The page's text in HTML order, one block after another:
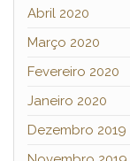
Abril 2020
Março 2020
Fevereiro 2020
Janeiro 2020
Dezembro 2019